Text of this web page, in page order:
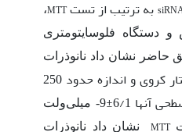
به ترتیب از تستMTT،
دستگاه فلوسایتومتری
حاضر نشان داد نانوذرات
از ساختار کروی و اندازه حدود 250
آنها 6/1
±9- میلی
ولت
MTT نشان داد نانوذرات